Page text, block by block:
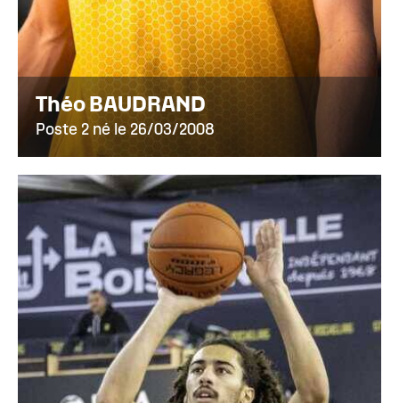
Théo BAUDRAND
Poste 2 né le 26/03/2008